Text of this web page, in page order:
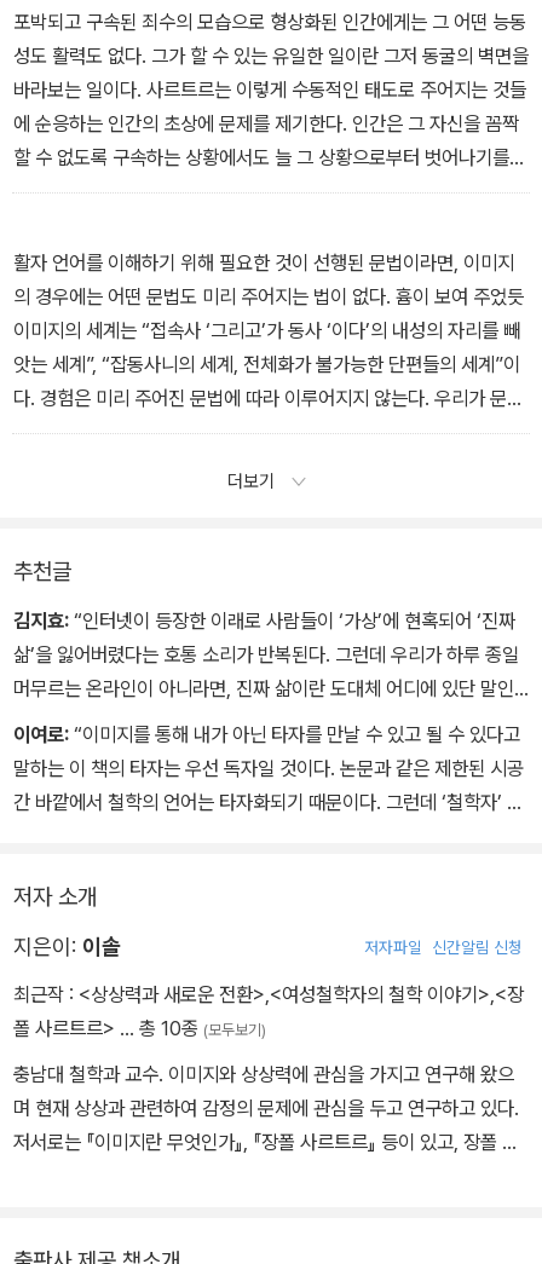
(imaginatio)이란 라틴어 단어가 보여 주는 그대로 이미지를 만들어
내는 능력이다. 그렇다면 이미지와 관계하는 상상력 역시 참된 지식
을 구하는 과정에서 배제되어야 하지 않을까? 흥미롭게도 데카르트
는 상상력을 사유의 한 양태로 본다.
— 1장 ‘데카르트의 꿈’
벗어나 동굴 바깥으로 나가 눈부신 태양을, 곧 무시간적인 본질을 가
진 영원의 상인 이데아를 관조해야 한다고 역설했다. 고대로부터 이
어져 내려온 ‘동굴 밖으로 나가라’는 잔소리가 오늘날까지 반복되고
있다.
— 3장 ‘플라톤의 동굴’
포박되고 구속된 죄수의 모습으로 형상화된 인간에게는 그 어떤 능동
성도 활력도 없다. 그가 할 수 있는 유일한 일이란 그저 동굴의 벽면을
바라보는 일이다. 사르트르는 이렇게 수동적인 태도로 주어지는 것들
에 순응하는 인간의 초상에 문제를 제기한다. 인간은 그 자신을 꼼짝
할 수 없도록 구속하는 상황에서도 늘 그 상황으로부터 벗어나기를
선택할 수 있는 존재이다. (……)
난과 질병이 없는 삶을 상상할 수 있다. 상상은 자기가 놓여 있는 조건
과 상황으로부터 자신을 분리함으로써 그러한 상황을 타개하고 변화
시킬 가능성을 형성한다. 특정한 자연적·사회적 현실 속에 내던져져
있는 한 우리는 자신의 타고난 신체적 조건을 변형할 수 없으며 태어
날 때부터 속해 있는 계급에서 벗어날 수도 없다. 그러나 우리의 의식
만큼은 결코 그와 같은 현실적 조건들에 의해 제한될 수 없다. 자신이
함으로써 우리는 언제든 그것을 넘어서고 개선하고자 하는 동기를 가
은 이 자유의 표현과 같은 것이다.
활자 언어를 이해하기 위해 필요한 것이 선행된 문법이라면, 이미지
의 경우에는 어떤 문법도 미리 주어지는 법이 없다. 흄이 보여 주었듯
이미지의 세계는 “접속사 ‘그리고’가 동사 ‘이다’의 내성의 자리를 빼
앗는 세계”, “잡동사니의 세계, 전체화가 불가능한 단편들의 세계”이
다. 경험은 미리 주어진 문법에 따라 이루어지지 않는다. 우리가 문법
을 배우는 것은 정돈되지 않아 혼란한 이미지들로부터이다. 들뢰즈가
새로운 문법을 찾는 경험주의자의 실험이 일어나고 있다.
더보기
추천글
김지효: “인터넷이 등장한 이래로 사람들이 ‘가상’에 현혹되어 ‘진짜
삶’을 잃어버렸다는 호통 소리가 반복된다. 그런데 우리가 하루 종일
머무르는 온라인이 아니라면, 진짜 삶이란 도대체 어디에 있단 말인
가? 이제 우리는 가상과 실재라는 이분법을 다시 질문해야 하는 게
아닐까? 이 책은 콘텐츠 시대에 대한 고루한 진단을 새로운 질문으로
바꾼다. 철학자들의 이미지 이론을 성실하게 들여다보면서 오래된 편
마모된 자신을 발견할 수 있을 것이다.”
이여로: “이미지를 통해 내가 아닌 타자를 만날 수 있고 될 수 있다고
말하는 이 책의 타자는 우선 독자일 것이다. 논문과 같은 제한된 시공
간 바깥에서 철학의 언어는 타자화되기 때문이다. 그런데 ‘철학자’ 옆
학서를 산만하게 읽어 보았고, 이러한 독서 행위가 이미 책이 열어 준
상상력임을 알게 되었다.”
저자 소개
지은이: 이솔 저자파일 신간알림 신청
최근작 : <상상력과 새로운 전환>,<여성철학자의 철학 이야기>,<장
폴 사르트르> … 총 10종 (모두보기)
충남대 철학과 교수. 이미지와 상상력에 관심을 가지고 연구해 왔으
며 현재 상상과 관련하여 감정의 문제에 관심을 두고 연구하고 있다.
저서로는 『이미지란 무엇인가』, 『장폴 사르트르』 등이 있고, 장폴 사